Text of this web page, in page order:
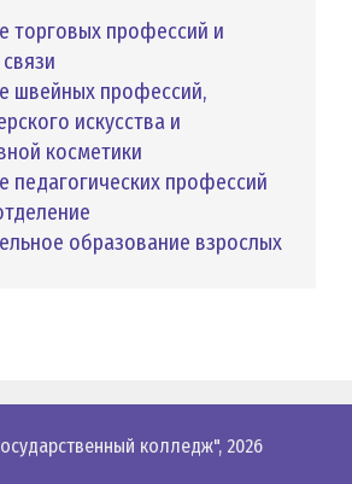
искусства и
косметики
педагогических профессий
образование взрослых
колледж", 2026